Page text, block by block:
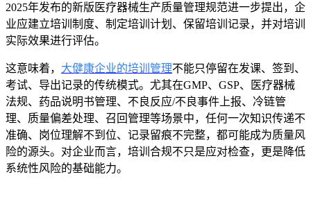
2025年发布的新版医疗器械生产质量管理规范进一步提出，企
业应建立培训制度、制定培训计划、保留培训记录，并对培训
实际效果进行评估。
这意味着， 大健康企业的培训管理不能只停留在发课、签到、
考试、导出记录的传统模式。尤其在GMP、GSP、医疗器械
法规、药品说明书管理、不良反应/不良事件上报、冷链管
理、质量偏差处理、召回管理等场景中，任何一次知识传递不
准确、岗位理解不到位、记录留痕不完整，都可能成为质量风
险的源头。对企业而言，培训合规不只是应对检查，更是降低
系统性风险的基础能力。